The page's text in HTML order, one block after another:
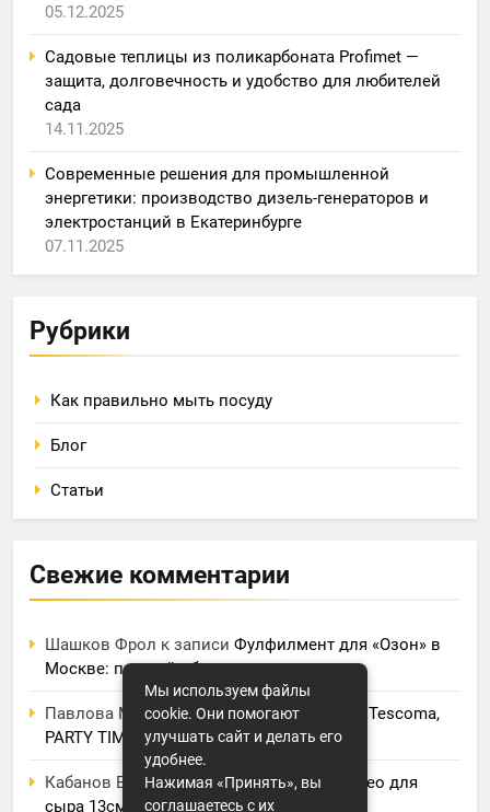
05.12.2025
Садовые теплицы из поликарбоната Profimet —
защита, долговечность и удобство для любителей
сада
14.11.2025
Современные решения для промышленной
энергетики: производство дизель-генераторов и
электростанций в Екатеринбурге
07.11.2025
Рубрики
Как правильно мыть посуду
Блог
Статьи
Свежие комментарии
Шашков Фрол к записи Фулфилмент для «Озон» в
Москве: полный обзор услуг и цен
Павлова Маринак записиЭлектрогриль Tescoma,
PARTY TIME
Кабанов Евсейк записиНож BergHOFF, Leo для
сыра 13см
Мы используем файлы
cookie. Они помогают
улучшать сайт и делать его
удобнее.
Нажимая «Принять», вы
соглашаетесь с их